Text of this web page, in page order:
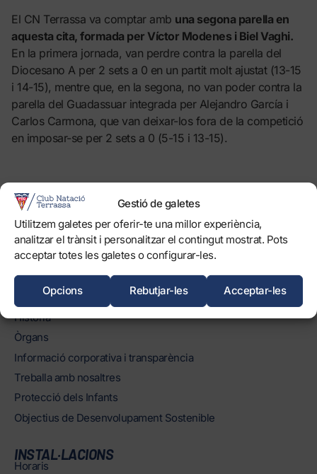
Gestió de galetes
Utilitzem galetes per oferir-te una millor experiència,
analitzar el trànsit i personalitzar el contingut mostrat. Pots
acceptar totes les galetes o configurar-les.
Acceptar-les
Rebutjar-les
Opcions
El CN Terrassa va comptar amb una segona parella en
aquesta cita, formada per Víctor Modenes i Biel Vaghi.
En la primera jornada, van perdre contra la parella del
Diocesano A per 2 sets a 0 en un partit molt ajustat (13-15
i 14-15), mentre que, en la segona, no van poder contra la
parella del Guadassuar integrada per Alejandro García i
Carlos Carmona, que van deixar-los fora de la competició
en imposar-se per 2 sets a 0 (5-15 i 13-15).
FORÇA, TERRASSA! 0
EL CLUB
Història
Òrgans
Informació corporativa i transparència
Treballa amb nosaltres
Protecció dels Infants
Objectius de Desenvolupament Sostenible
INSTAL·LACIONS
Horaris